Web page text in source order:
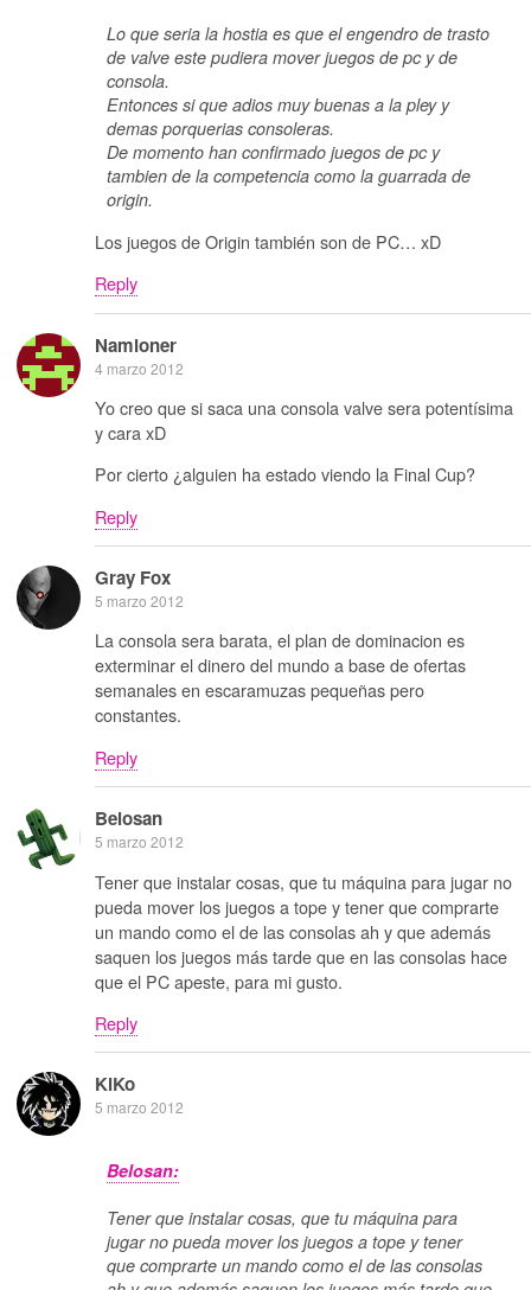
Lo que seria la hostia es que el engendro de trasto
de valve este pudiera mover juegos de pc y de
consola.
Entonces si que adios muy buenas a la pley y
demas porquerias consoleras.
De momento han confirmado juegos de pc y
tambien de la competencia como la guarrada de
origin.
Los juegos de Origin también son de PC… xD
Reply
Namioner
4 marzo 2012
Yo creo que si saca una consola valve sera potentísima
y cara xD
Por cierto ¿alguien ha estado viendo la Final Cup?
Reply
Gray Fox
5 marzo 2012
La consola sera barata, el plan de dominacion es
exterminar el dinero del mundo a base de ofertas
semanales en escaramuzas pequeñas pero
constantes.
Reply
Belosan
5 marzo 2012
Tener que instalar cosas, que tu máquina para jugar no
pueda mover los juegos a tope y tener que comprarte
un mando como el de las consolas ah y que además
saquen los juegos más tarde que en las consolas hace
que el PC apeste, para mi gusto.
Reply
KiKo
5 marzo 2012
Belosan:
Tener que instalar cosas, que tu máquina para
jugar no pueda mover los juegos a tope y tener
que comprarte un mando como el de las consolas